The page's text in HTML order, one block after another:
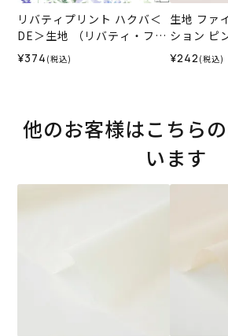
リバティプリント ハクバ＜
DE＞生地 （リバティ・ファ
ブリックス）2026SS
¥374 (税込)
生地 ファ
ション ピ
¥242 (税込)
他のお客様はこちら
います